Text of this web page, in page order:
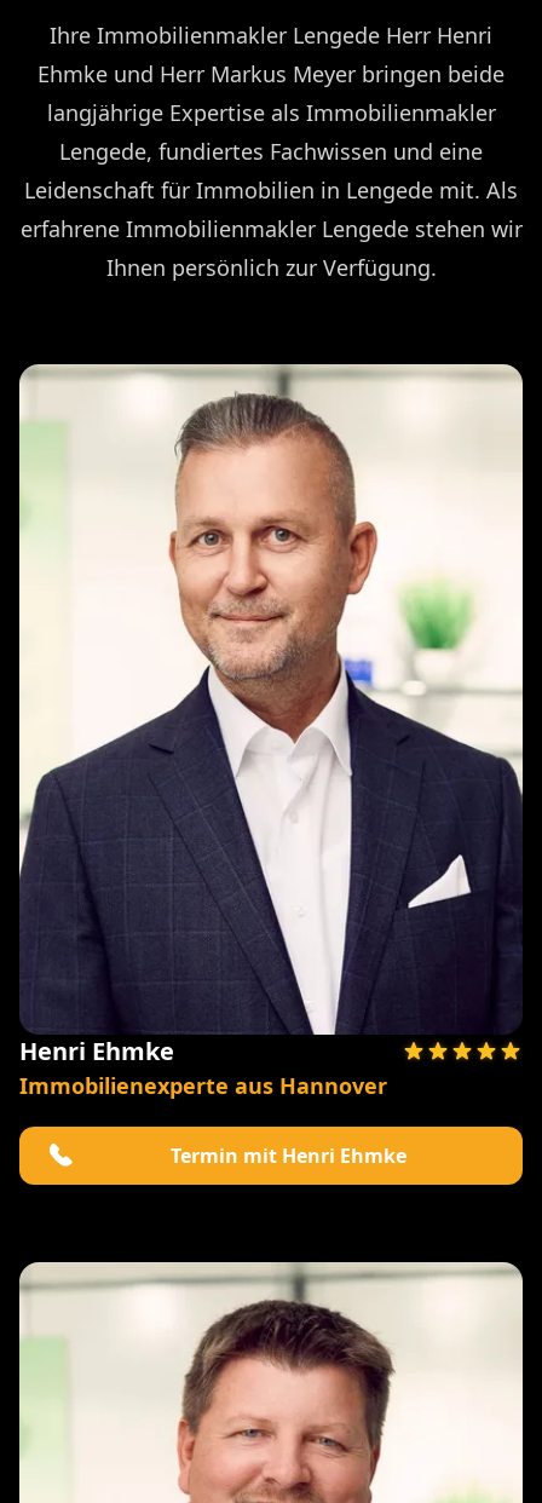
Ihre Immobilienmakler Lengede Herr Henri
Ehmke und Herr Markus Meyer bringen beide
langjährige Expertise als Immobilienmakler
Lengede, fundiertes Fachwissen und eine
Leidenschaft für Immobilien in Lengede mit. Als
erfahrene Immobilienmakler Lengede stehen wir
Ihnen persönlich zur Verfügung.
Henri Ehmke
Immobilienexperte aus Hannover
Termin mit Henri Ehmke